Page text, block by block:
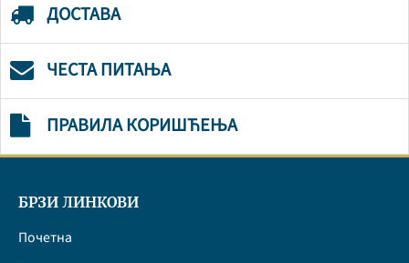
ДОСТАВА
ЧЕСТА ПИТАЊА
ПРАВИЛА КОРИШЋЕЊА
БРЗИ ЛИНКОВИ
Почетна